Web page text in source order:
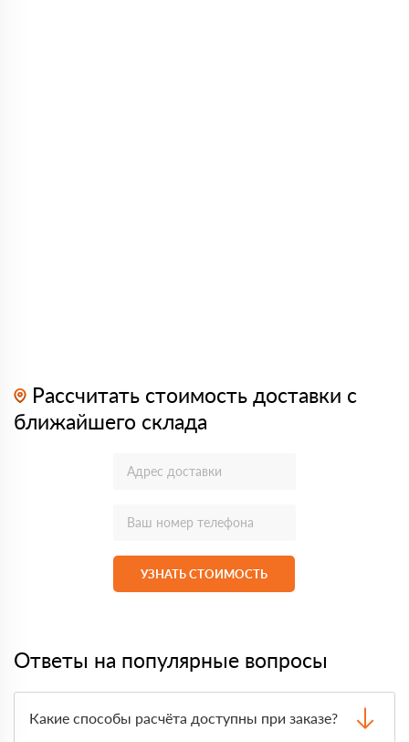
Рассчитать стоимость доставки с
ближайшего склада
УЗНАТЬ СТОИМОСТЬ
Ответы на популярные вопросы
Какие способы расчёта доступны при заказе?